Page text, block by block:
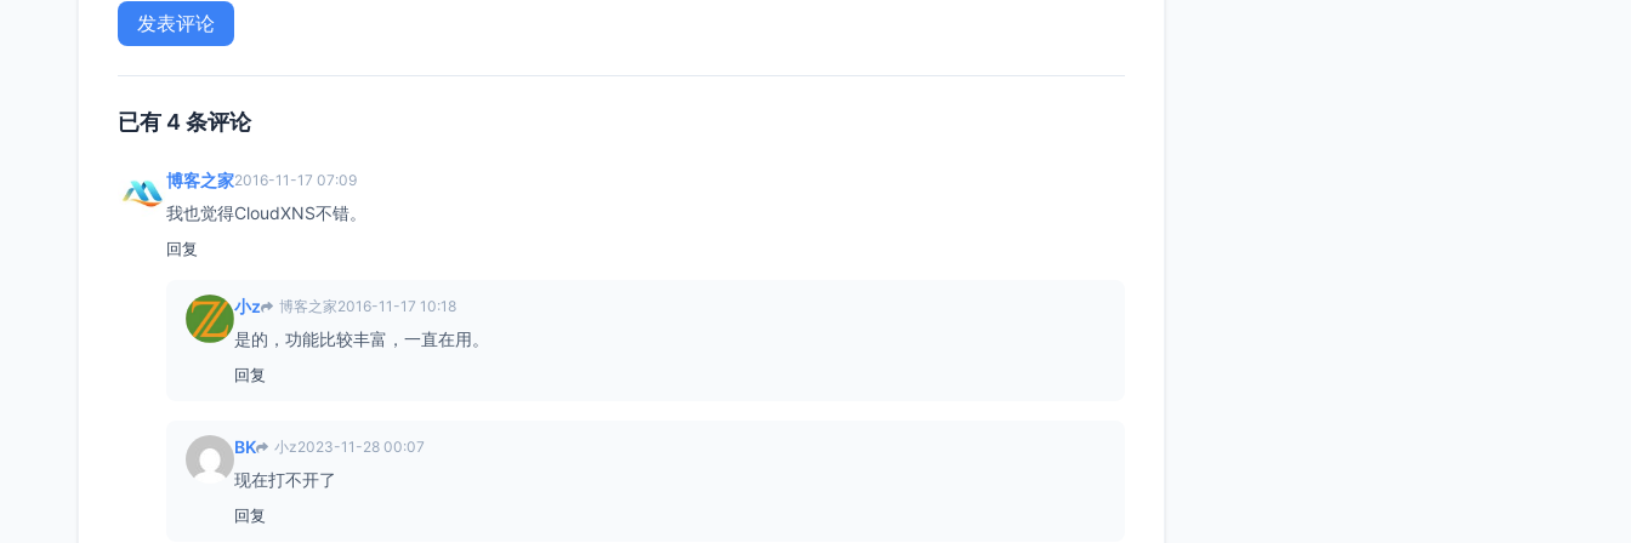
已有 4 条评论
博客之家2016-11-17 07:09
我也觉得CloudXNS不错。
回复
小z 博客之家2016-11-17 10:18
是的，功能比较丰富，一直在用。
回复
BK 小z2023-11-28 00:07
现在打不开了
回复